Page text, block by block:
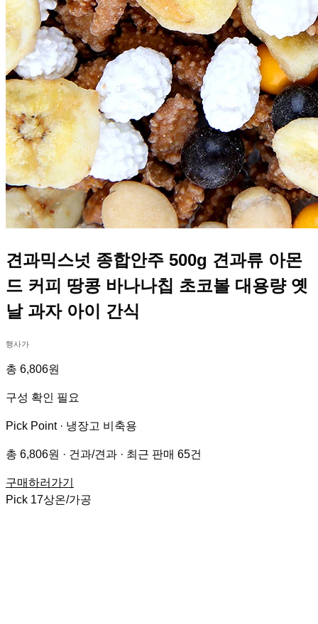
견과믹스넛 종합안주 500g 견과류 아몬
드 커피 땅콩 바나나칩 초코볼 대용량 옛
날 과자 아이 간식
행사가
총 6,806원
구성 확인 필요
Pick Point · 냉장고 비축용
총 6,806원 · 건과/견과 · 최근 판매 65건
구매하러가기
Pick 17상온/가공